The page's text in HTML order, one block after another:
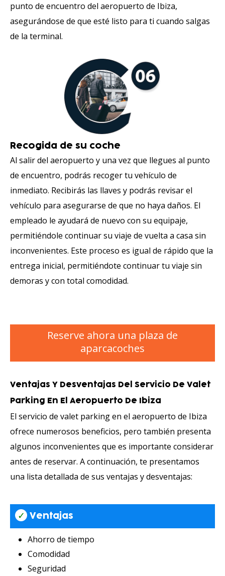
punto de encuentro del aeropuerto de Ibiza,
asegurándose de que esté listo para ti cuando salgas
de la terminal.
Recogida de su coche
Al salir del aeropuerto y una vez que llegues al punto
de encuentro, podrás recoger tu vehículo de
inmediato. Recibirás las llaves y podrás revisar el
vehículo para asegurarse de que no haya daños. El
empleado le ayudará de nuevo con su equipaje,
permitiéndole continuar su viaje de vuelta a casa sin
inconvenientes. Este proceso es igual de rápido que la
entrega inicial, permitiéndote continuar tu viaje sin
demoras y con total comodidad.
Reserve ahora una plaza de
aparcacoches
Ventajas Y Desventajas Del Servicio De Valet
Parking En El Aeropuerto De Ibiza
El servicio de valet parking en el aeropuerto de Ibiza
ofrece numerosos beneficios, pero también presenta
algunos inconvenientes que es importante considerar
antes de reservar. A continuación, te presentamos
una lista detallada de sus ventajas y desventajas:
✓ Ventajas
Ahorro de tiempo
Comodidad
Seguridad